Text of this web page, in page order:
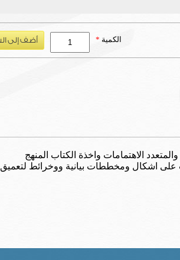
الكمية *
الاهتمامات واخذة الكتاب المنهج
على اشكال ومخططات بيانية ووخرائط لتعميق